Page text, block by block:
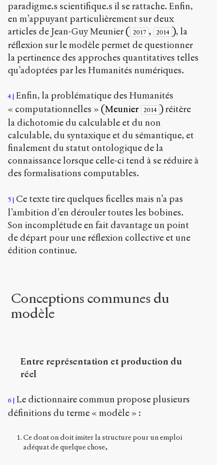
paradigme.s scientifique.s il se rattache. Enfin,
en m’appuyant particulièrement sur deux
articles de Jean-Guy Meunier ( 2017 , 2014 ), la
réflexion sur le modèle permet de questionner
la pertinence des approches quantitatives telles
qu’adoptées par les Humanités numériques.
4
Enfin, la problématique des Humanités
« computationnelles » (Meunier 2014 )réitère
la dichotomie du calculable et du non
calculable, du syntaxique et du sémantique, et
finalement du statut ontologique de la
connaissance lorsque celle-ci tend à se réduire à
des formalisations computables.
5
Ce texte tire quelques ficelles mais n’a pas
l’ambition d’en dérouler toutes les bobines.
Son incomplétude en fait davantage un point
de départ pour une réflexion collective et une
édition continue.
Conceptions communes du
modèle
Entre représentation et production du
réel
6
Le dictionnaire commun propose plusieurs
définitions du terme « modèle » :
Ce dont on doit imiter la structure pour un emploi
adéquat de quelque chose,